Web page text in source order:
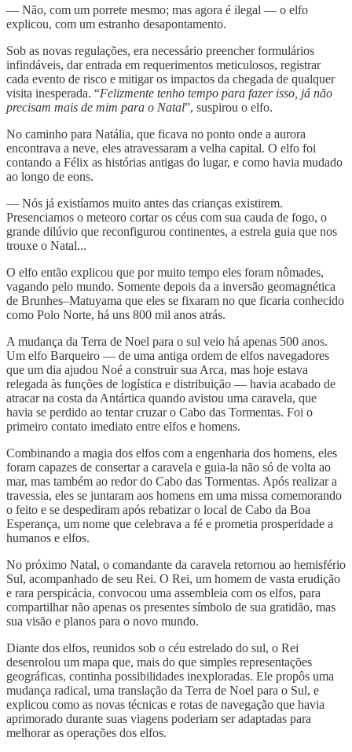
— Não, com um porrete mesmo; mas agora é ilegal — o elfo
explicou, com um estranho desapontamento.
Sob as novas regulações, era necessário preencher formulários
infindáveis, dar entrada em requerimentos meticulosos, registrar
cada evento de risco e mitigar os impactos da chegada de qualquer
visita inesperada. “Felizmente tenho tempo para fazer isso, já não
precisam mais de mim para o Natal”, suspirou o elfo.
No caminho para Natália, que ficava no ponto onde a aurora
encontrava a neve, eles atravessaram a velha capital. O elfo foi
contando a Félix as histórias antigas do lugar, e como havia mudado
ao longo de eons.
— Nós já existíamos muito antes das crianças existirem.
Presenciamos o meteoro cortar os céus com sua cauda de fogo, o
grande dilúvio que reconfigurou continentes, a estrela guia que nos
trouxe o Natal...
O elfo então explicou que por muito tempo eles foram nômades,
vagando pelo mundo. Somente depois da a inversão geomagnética
de Brunhes–Matuyama que eles se fixaram no que ficaria conhecido
como Polo Norte, há uns 800 mil anos atrás.
A mudança da Terra de Noel para o sul veio há apenas 500 anos.
Um elfo Barqueiro — de uma antiga ordem de elfos navegadores
que um dia ajudou Noé a construir sua Arca, mas hoje estava
relegada às funções de logística e distribuição — havia acabado de
atracar na costa da Antártica quando avistou uma caravela, que
havia se perdido ao tentar cruzar o Cabo das Tormentas. Foi o
primeiro contato imediato entre elfos e homens.
Combinando a magia dos elfos com a engenharia dos homens, eles
foram capazes de consertar a caravela e guia-la não só de volta ao
mar, mas também ao redor do Cabo das Tormentas. Após realizar a
travessia, eles se juntaram aos homens em uma missa comemorando
o feito e se despediram após rebatizar o local de Cabo da Boa
Esperança, um nome que celebrava a fé e prometia prosperidade a
humanos e elfos.
No próximo Natal, o comandante da caravela retornou ao hemisfério
Sul, acompanhado de seu Rei. O Rei, um homem de vasta erudição
e rara perspicácia, convocou uma assembleia com os elfos, para
compartilhar não apenas os presentes símbolo de sua gratidão, mas
sua visão e planos para o novo mundo.
Diante dos elfos, reunidos sob o céu estrelado do sul, o Rei
desenrolou um mapa que, mais do que simples representações
geográficas, continha possibilidades inexploradas. Ele propôs uma
mudança radical, uma translação da Terra de Noel para o Sul, e
explicou como as novas técnicas e rotas de navegação que havia
aprimorado durante suas viagens poderiam ser adaptadas para
melhorar as operações dos elfos.